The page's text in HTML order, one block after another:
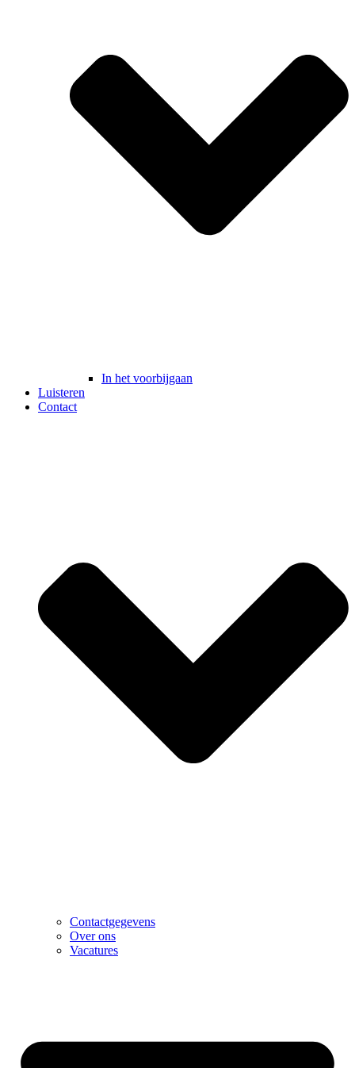
In het voorbijgaan
Luisteren
Contact
Contactgegevens
Over ons
Vacatures